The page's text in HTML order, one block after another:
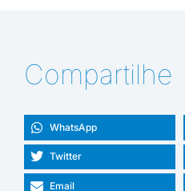
Compartilhe
WhatsApp
Twitter
Email